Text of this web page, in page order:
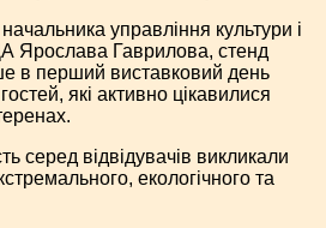
управління культури і
Ярослава Гаврилова, стенд
в перший виставковий день
які активно цікавилися
серед відвідувачів викликали
екологічного та